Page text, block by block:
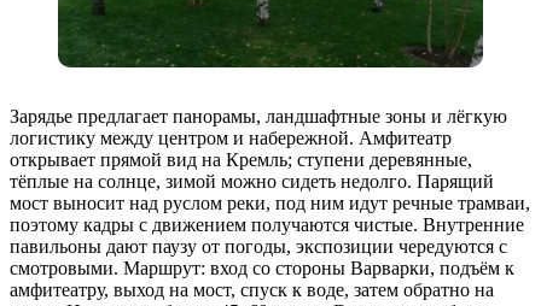
Зарядье предлагает панорамы, ландшафтные зоны и лёгкую
логистику между центром и набережной. Амфитеатр
открывает прямой вид на Кремль; ступени деревянные,
тёплые на солнце, зимой можно сидеть недолго. Парящий
мост выносит над руслом реки, под ним идут речные трамваи,
поэтому кадры с движением получаются чистые. Внутренние
павильоны дают паузу от погоды, экспозиции чередуются с
смотровыми. Маршрут: вход со стороны Варварки, подъём к
амфитеатру, выход на мост, спуск к воде, затем обратно на